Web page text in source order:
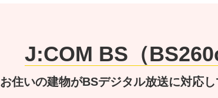
J:COM BS（
お住いの建物がBSデジタル放送に対応